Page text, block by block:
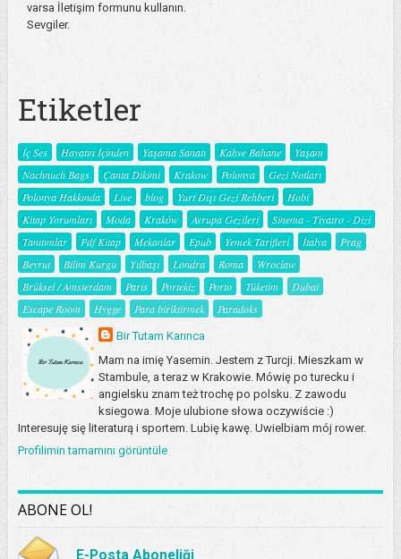
varsa İletişim formunu kullanın.
Sevgiler.
Etiketler
İç Ses Hayatın İçinden Yaşama Sanatı Kahve Bahane
Yaşam
Nachnuch Bags
Çanta Dikimi Krakow Polonya
Gezi Notları
Polonya Hakkında
Live blog Yurt Dışı Gezi Rehberi
Hobi
Kitap Yorumları
Moda Kraków Avrupa Gezileri
Sinema - Tiyatro - Dizi
Tanıtımlar
Pdf Kitap Mekanlar Epub Yemek Tarifleri İtalya
Prag
Beyrut
Bilim Kurgu Yılbaşı Londra Roma
Wroclaw
Brüksel / Amsterdam
Paris Portekiz Porto Tüketim
Dubai
Escape Room
Hygge Para biriktirmek Paradoks
Bir Tutam Karınca
Mam na imię Yasemin. Jestem z Turcji. Mieszkam w
Stambule, a teraz w Krakowie. Mówię po turecku i
angielsku znam też trochę po polsku. Z zawodu
ksiegowa. Moje ulubione słowa oczywiście :)
Interesuję się literaturą i sportem. Lubię kawę. Uwielbiam mój rower.
Profilimin tamamını görüntüle
ABONE OL!